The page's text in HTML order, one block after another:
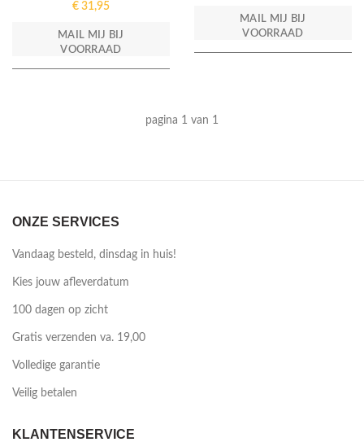
€ 31,95
MAIL MIJ BIJ
VOORRAAD
MAIL MIJ BIJ
VOORRAAD
pagina 1 van 1
ONZE SERVICES
Vandaag besteld, dinsdag in huis!
Kies jouw afleverdatum
100 dagen op zicht
Gratis verzenden va. 19,00
Volledige garantie
Veilig betalen
KLANTENSERVICE